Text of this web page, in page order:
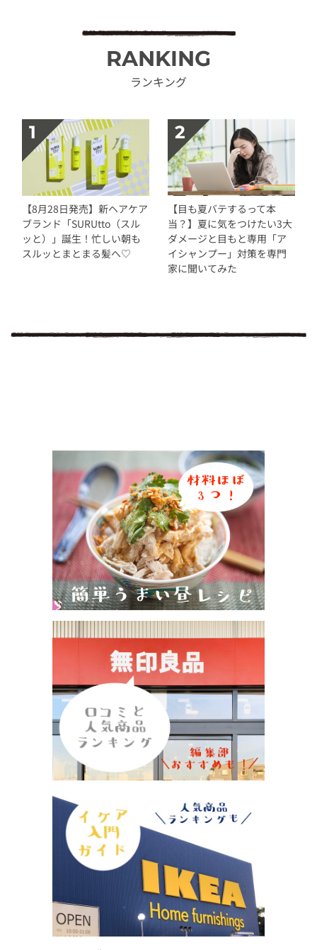
RANKING
ランキング
【8月28日発売】新ヘアケア
ブランド「SURUtto（スル
ッと）」誕生！忙しい朝も
スルッとまとまる髪へ♡
【目も夏バテするって本
当？】夏に気をつけたい3大
ダメージと目もと専用「ア
イシャンプー」対策を専門
家に聞いてみた